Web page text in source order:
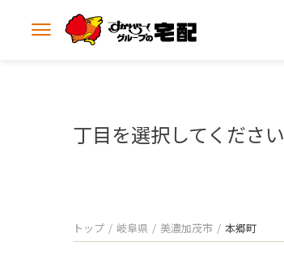
メ
丁目を選択してください
トップ 岐阜県 美濃加茂市 本郷町